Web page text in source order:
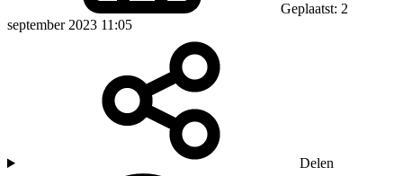
Geplaatst: 2
september 2023 11:05
Delen